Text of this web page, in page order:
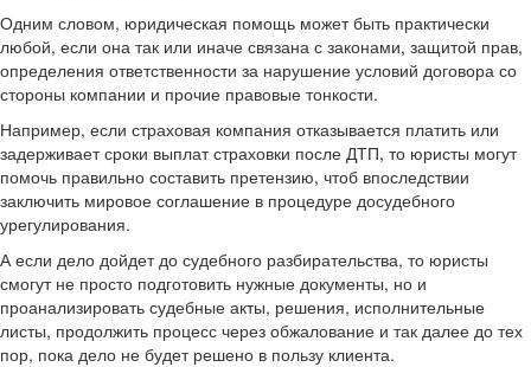
Одним словом, юридическая помощь может быть практически
любой, если она так или иначе связана с законами, защитой прав,
определения ответственности за нарушение условий договора со
стороны компании и прочие правовые тонкости.
Например, если страховая компания отказывается платить или
задерживает сроки выплат страховки после ДТП, то юристы могут
помочь правильно составить претензию, чтоб впоследствии
заключить мировое соглашение в процедуре досудебного
урегулирования.
А если дело дойдет до судебного разбирательства, то юристы
смогут не просто подготовить нужные документы, но и
проанализировать судебные акты, решения, исполнительные
листы, продолжить процесс через обжалование и так далее до тех
пор, пока дело не будет решено в пользу клиента.